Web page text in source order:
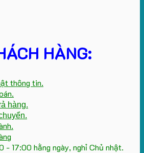
HÀNG:
thông tin.
hàng.
- 17:00 hằng ngày, nghỉ Chủ nhật.